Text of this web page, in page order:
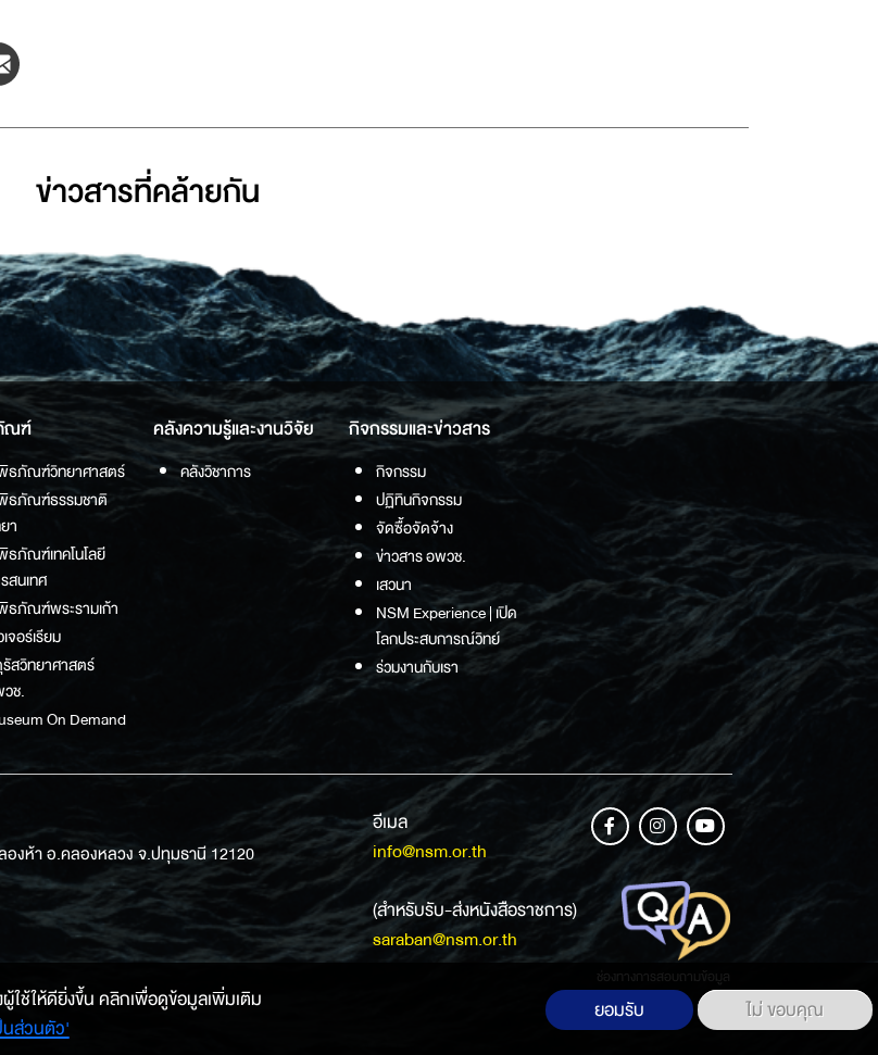
ข่าวสารที่่คล้ายกัน
ณฑ์
ภัณฑ์วิทยาศาสตร์
ภัณฑ์ธรรมชาติ
า
ภัณฑ์เทคโนโลยี
สนเทศ
ภัณฑ์พระรามเก้า
จอร์เรียม
สวิทยาศาสตร์
ช.
On Demand
คลังความรู้และงานวิจัย
คลังวิชาการ
กิจกรรมและข่าวสาร
กิจกรรม
ปฏิทินกิจกรรม
จัดซื้อจัดจ้าง
ข่าวสาร อพวช.
เสวนา
NSM Experience | เปิด
โลกประสบการณ์วิทย์
ร่วมงานกับเรา
งห้า อ.คลองหลวง จ.ปทุมธานี 12120
อีเมล
info@nsm.or.th
(สำหรับรับ-ส่งหนังสือราชการ)
saraban@nsm.or.th
ช่องทางการสอบถามข้อมูล
ใช้ให้ดียิ่งขึ้น คลิกเพื่อดูข้อมูลเพิ่มเติม
นส่วนตัว'
ยอมรับ ไม่ ขอบคุณ